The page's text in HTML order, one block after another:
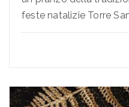
feste natalizie Torre